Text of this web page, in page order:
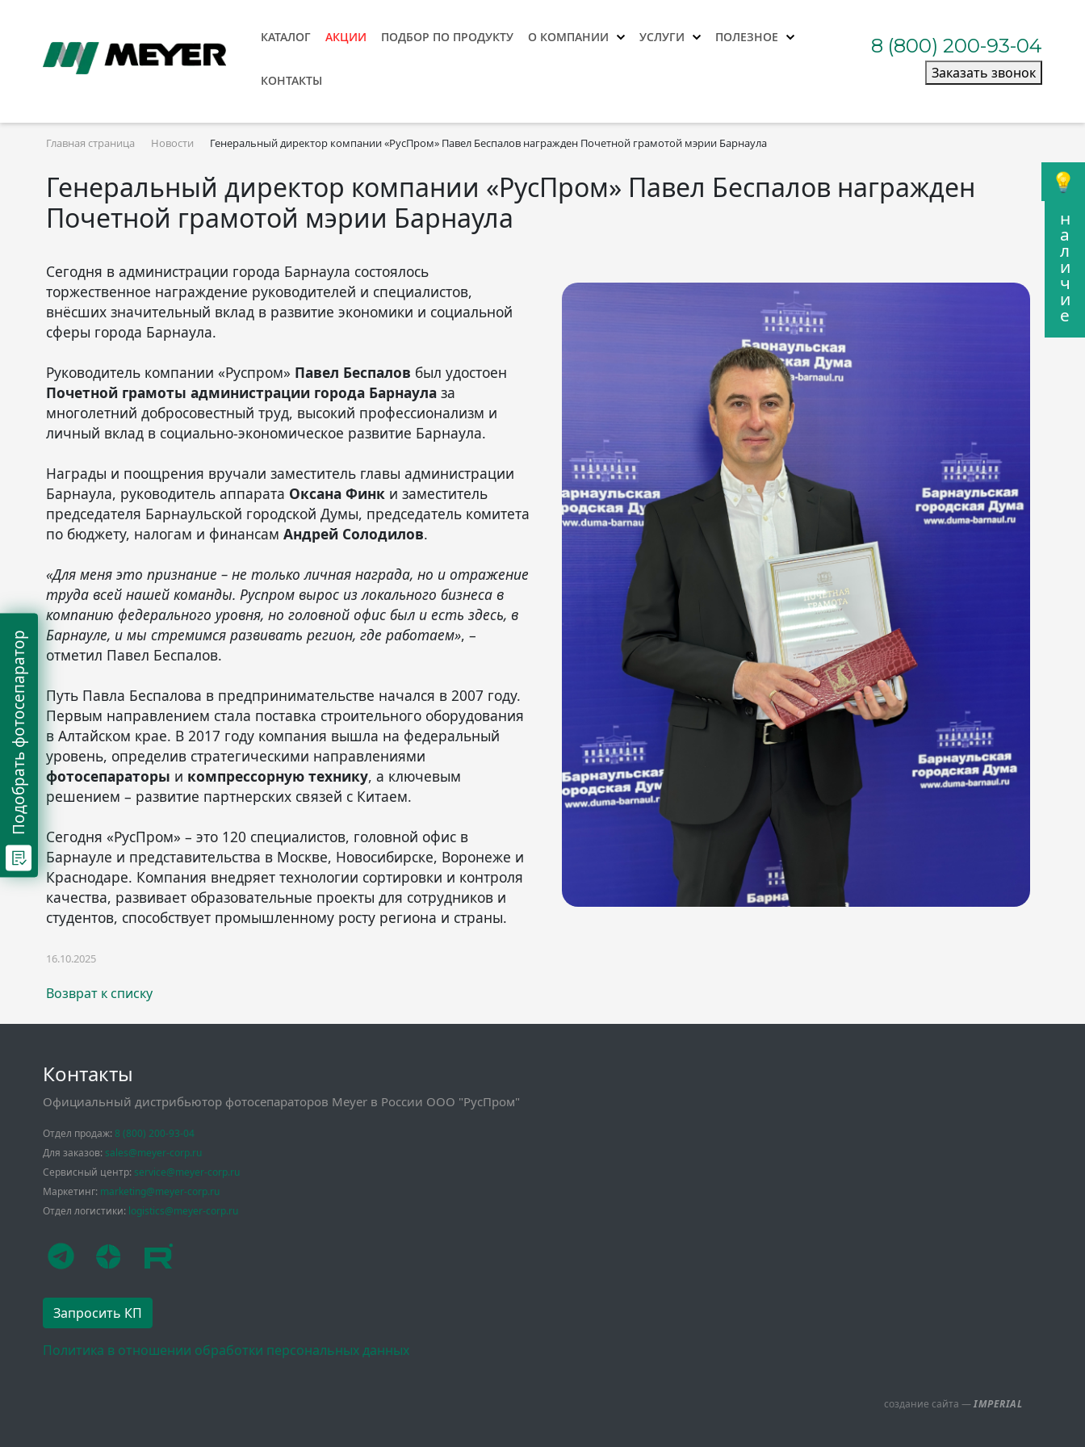
н
а
л
и
ч
и
е
КАТАЛОГ АКЦИИ ПОДБОР ПО ПРОДУКТУ О КОМПАНИИ УСЛУГИ ПОЛЕЗНОЕ
КОНТАКТЫ
8 (800) 200-93-04
Заказать звонок
Главная страница Новости Генеральный директор компании «РусПром» Павел Беспалов награжден Почетной грамотой мэрии Барнаула
Генеральный директор компании «РусПром» Павел Беспалов награжден
Почетной грамотой мэрии Барнаула
Сегодня в администрации города Барнаула состоялось
торжественное награждение руководителей и специалистов,
внёсших значительный вклад в развитие экономики и социальной
сферы города Барнаула.
Руководитель компании «Руспром» Павел Беспалов был удостоен
Почетной грамоты администрации города Барнаула за
многолетний добросовестный труд, высокий профессионализм и
личный вклад в социально-экономическое развитие Барнаула.
Награды и поощрения вручали заместитель главы администрации
Барнаула, руководитель аппарата Оксана Финк и заместитель
председателя Барнаульской городской Думы, председатель комитета
по бюджету, налогам и финансам Андрей Солодилов.
«Для меня это признание – не только личная награда, но и отражение
труда всей нашей команды. Руспром вырос из локального бизнеса в
компанию федерального уровня, но головной офис был и есть здесь, в
Барнауле, и мы стремимся развивать регион, где работаем», –
отметил Павел Беспалов.
Путь Павла Беспалова в предпринимательстве начался в 2007 году.
Первым направлением стала поставка строительного оборудования
в Алтайском крае. В 2017 году компания вышла на федеральный
уровень, определив стратегическими направлениями
фотосепараторы и компрессорную технику, а ключевым
решением – развитие партнерских связей с Китаем.
Сегодня «РусПром» – это 120 специалистов, головной офис в
Барнауле и представительства в Москве, Новосибирске, Воронеже и
Краснодаре. Компания внедряет технологии сортировки и контроля
качества, развивает образовательные проекты для сотрудников и
студентов, способствует промышленному росту региона и страны.
16.10.2025
Возврат к списку
Контакты
Официальный дистрибьютор фотосепараторов Meyer в России ООО "РусПром"
Отдел продаж: 8 (800) 200-93-04
Для заказов: sales@meyer-corp.ru
Сервисный центр: service@meyer-corp.ru
Маркетинг: marketing@meyer-corp.ru
Отдел логистики: logistics@meyer-corp.ru
Запросить КП
Политика в отношении обработки персональных данных
создание сайта —IMPERIAL
Подобрать фотосепаратор